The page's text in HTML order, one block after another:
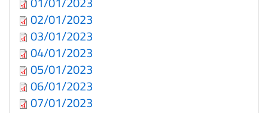
02/01/2023
03/01/2023
04/01/2023
05/01/2023
06/01/2023
07/01/2023